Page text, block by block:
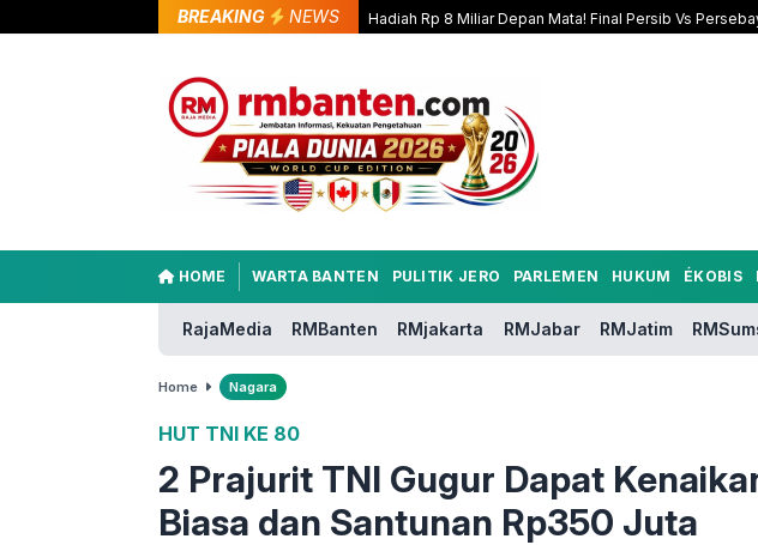
BREAKING NEWS Hadiah Rp 8 Miliar Depan Mata! Final Persib Vs
HOME WARTA BANTEN PULITIK JERO PARLEMEN HUKUM ÉKOBIS
RajaMedia RMBanten RMjakarta RMJabar RMJatim
Home Nagara
HUT TNI KE 80
2 Prajurit TNI Gugur Dapat
Biasa dan Santunan Rp350 Juta